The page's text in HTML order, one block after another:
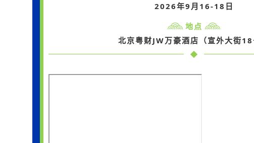
2026年9月16-18日
地点
北京粤财JW万豪酒店（宣外大街18